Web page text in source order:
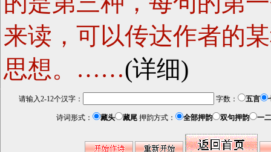
来读，可以传达作者的
思想。……(详细)
请输入2-12个汉字： 字数： 五言
诗词形式： 藏头 藏尾 押韵方式： 全部押韵 双句押韵 一